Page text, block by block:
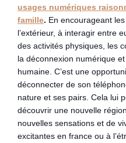
usages numériques
famille. En encourageant
l’extérieur, à interagir entre
des activités physiques, les
la déconnexion numérique
humaine. C’est une
déconnecter de son
nature et ses pairs. Cela lui
découvrir une nouvelle
nouvelles sensations et de
excitantes en france ou à